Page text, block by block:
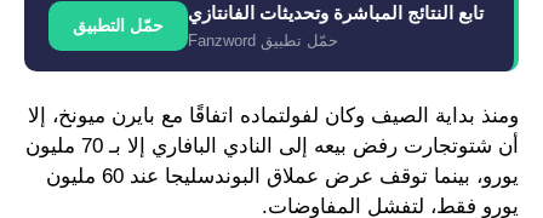
تابع النتائج المباشرة وتحديثات الفانتازي
حمّل تطبيق Fanzword
حمّل التطبيق
ومنذ بداية الصيف وكان لفولتماده اتفاقًا مع بايرن ميونخ، إلا
أن شتوتجارت رفض بيعه إلى النادي البافاري إلا بـ 70 مليون
يورو، بينما توقف عرض عملاق البوندسليجا عند 60 مليون
يورو فقط، لتفشل المفاوضات.